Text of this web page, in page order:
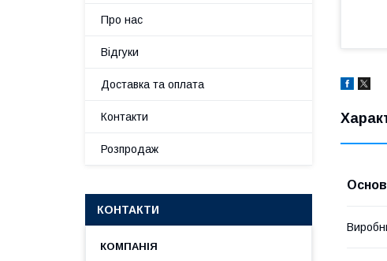
Про нас
Відгуки
Доставка та оплата
Контакти
Розпродаж
КОНТАКТИ